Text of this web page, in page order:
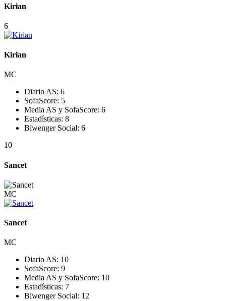
Kirian
6
Kirian
MC
Diario AS: 6
SofaScore: 5
Media AS y SofaScore: 6
Estadísticas: 8
Biwenger Social: 6
10
Sancet
MC
Sancet
MC
Diario AS: 10
SofaScore: 9
Media AS y SofaScore: 10
Estadísticas: 7
Biwenger Social: 12